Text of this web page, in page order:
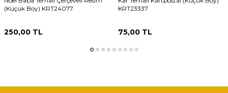
(Küçük Boy) KRT24077
250,00 TL
KRT23337
75,00TL